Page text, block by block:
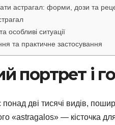
астрагал: форми, дози та
особливі ситуації
та практичне застосування
портрет і
понад дві тисячі видів,
«astragalos» — кісточка